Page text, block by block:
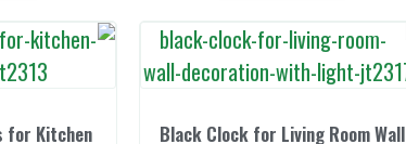
Black Clock for Living Room Wall
for Kitchen